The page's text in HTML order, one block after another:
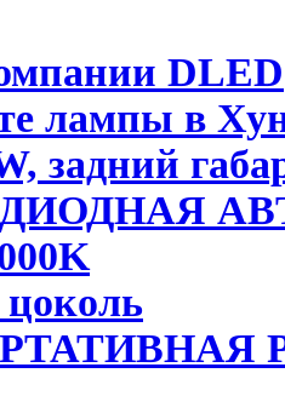
DLED
лампы в
задний